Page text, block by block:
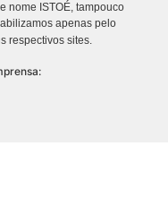
nome ISTOÉ, tampouco
apenas pelo
respectivos sites.